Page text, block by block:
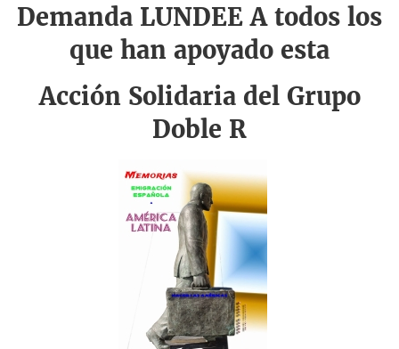
Demanda LUNDEE A todos los
que han apoyado esta
Acción Solidaria del Grupo
Doble R